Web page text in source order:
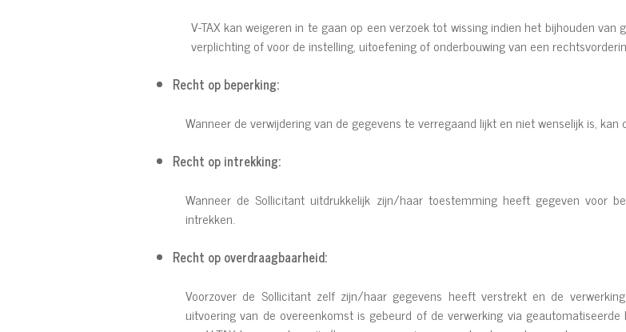
V-TAX kan weigeren in te gaan op een verzoek tot wissing indien het bijhouden
verplichting of voor de instelling, uitoefening of onderbouwing van een
Recht op beperking:
Wanneer de verwijdering van de gegevens te verregaand lijkt en niet wenselijk is,
Recht op intrekking:
Wanneer de Sollicitant uitdrukkelijk zijn/haar toestemming heeft gegeven voor
intrekken.
Recht op overdraagbaarheid:
Voorzover de Sollicitant zelf zijn/haar gegevens heeft verstrekt en de
uitvoering van de overeenkomst is gebeurd of de verwerking via